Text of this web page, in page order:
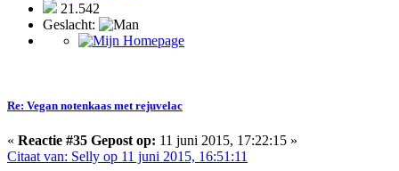
21.542
Geslacht:
Re: Vegan notenkaas met rejuvelac
« Reactie #35 Gepost op: 11 juni 2015, 17:22:15 »
Citaat van: Selly op 11 juni 2015, 16:51:11